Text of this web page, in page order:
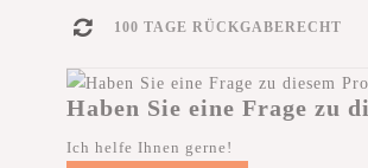
100 TAGE RÜCKGABERECHT
Haben Sie eine Frage zu
Ich helfe Ihnen gerne!